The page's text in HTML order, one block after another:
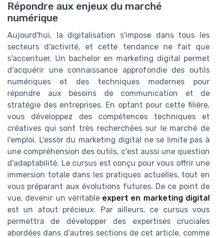
Répondre aux enjeux du marché
numérique
Aujourd'hui, la digitalisation s'impose dans tous les
secteurs d'activité, et cette tendance ne fait que
s'accentuer. Un bachelor en marketing digital permet
d'acquérir une connaissance approfondie des outils
numériques et des techniques modernes pour
répondre aux besoins de communication et de
stratégie des entreprises. En optant pour cette filière,
vous développez des compétences techniques et
créatives qui sont très recherchées sur le marché de
l'emploi. L'essor du marketing digital ne se limite pas à
une compréhension des outils, c'est aussi une question
d'adaptabilité. Le cursus est conçu pour vous offrir une
immersion totale dans les pratiques actuelles, tout en
vous préparant aux évolutions futures. De ce point de
vue, devenir un véritable expert en marketing digital
est un atout précieux. Par ailleurs, ce cursus vous
permettra de développer des expertises cruciales
abordées dans d'autres sections de cet article, comme